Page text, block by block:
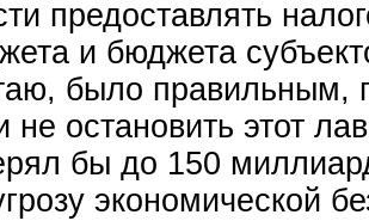
предоставлять
и бюджета
было правильным,
не остановить этот
бы до 150
экономической